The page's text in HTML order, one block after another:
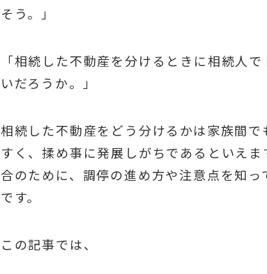
そう。」
「相続した不動産を分けるときに相続人
いだろうか。」
相続した不動産をどう分けるかは家族間で
すく、揉め事に発展しがちであるといえま
合のために、調停の進め方や注意点を知っ
です。
この記事では、